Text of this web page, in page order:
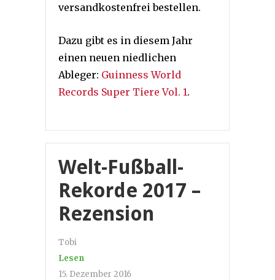
versandkostenfrei bestellen.
Dazu gibt es in diesem Jahr
einen neuen niedlichen
Ableger: Guinness World
Records Super Tiere Vol. 1.
Welt-Fußball-
Rekorde 2017 –
Rezension
Tobi
Lesen
15. Dezember 2016